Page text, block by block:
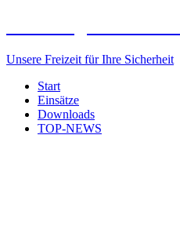
Unsere Freizeit für Ihre Sicherheit
Start
Einsätze
Downloads
TOP-NEWS